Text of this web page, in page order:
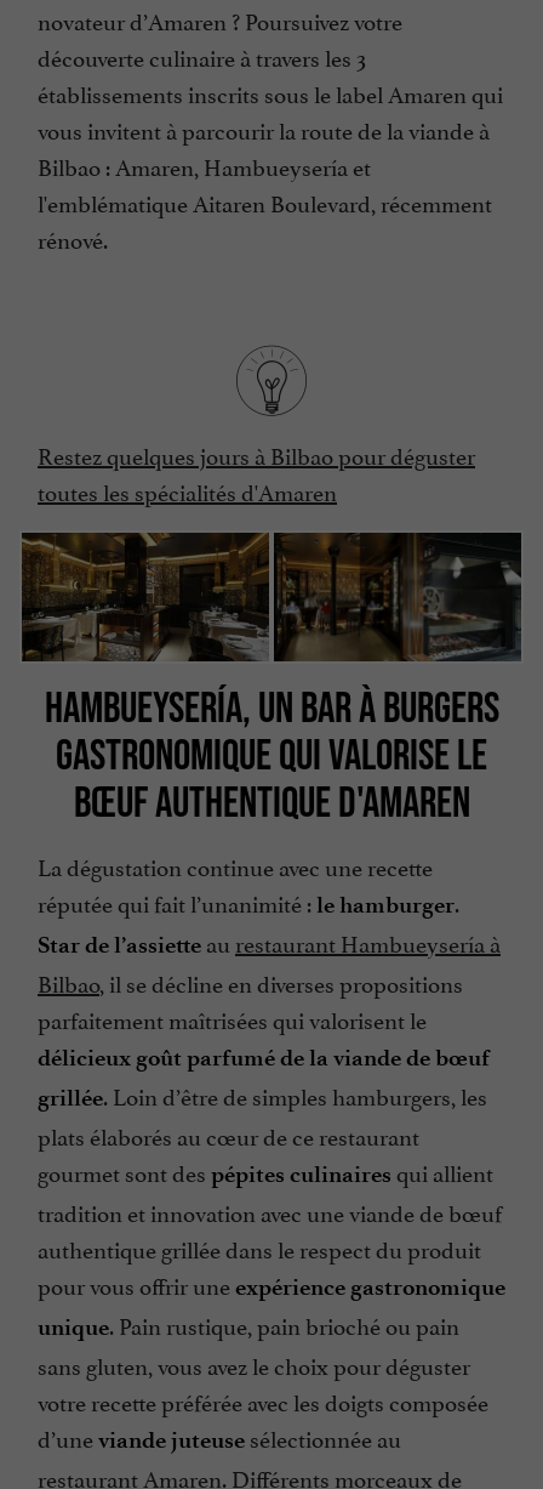
novateur d’Amaren ? Poursuivez votre
découverte culinaire à travers les 3
établissements inscrits sous le label Amaren qui
vous invitent à parcourir la route de la viande à
Bilbao : Amaren, Hambueysería et
l'emblématique Aitaren Boulevard, récemment
rénové.
Restez quelques jours à Bilbao pour déguster
toutes les spécialités d'Amaren
HAMBUEYSERÍA, UN BAR À BURGERS
GASTRONOMIQUE QUI VALORISE LE
BŒUF AUTHENTIQUE D'AMAREN
La dégustation continue avec une recette
réputée qui fait l’unanimité :le hamburger.
Star de l’assiette au restaurant Hambueysería à
Bilbao, il se décline en diverses propositions
parfaitement maîtrisées qui valorisent le
délicieux goût parfumé de la viande de bœuf
grillée. Loin d’être de simples hamburgers, les
plats élaborés au cœur de ce restaurant
gourmet sont des pépites culinaires qui allient
tradition et innovation avec une viande de bœuf
authentique grillée dans le respect du produit
pour vous offrir uneexpérience gastronomique
unique. Pain rustique, pain brioché ou pain
sans gluten, vous avez le choix pour déguster
votre recette préférée avec les doigts composée
d’uneviande juteuse sélectionnée au
restaurant Amaren. Différents morceaux de